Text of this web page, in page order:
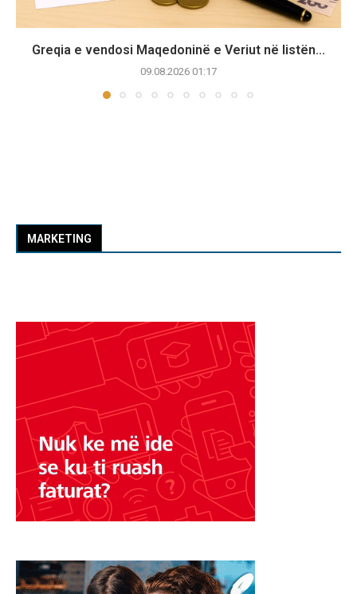
Greqia e vendosi Maqedoninë e Veriut në listën...
09.08.2026 01:17
MARKETING